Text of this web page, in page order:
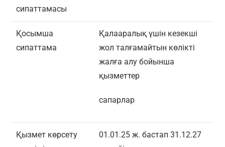
сипаттамасы
Қосымша
сипаттама
Қалааралық үшін кезекші
жол талғамайтын көлікті
жалға алу бойынша
қызметтер
сапарлар
Қызмет көрсету
01.01.25 ж. бастап 31.12.27